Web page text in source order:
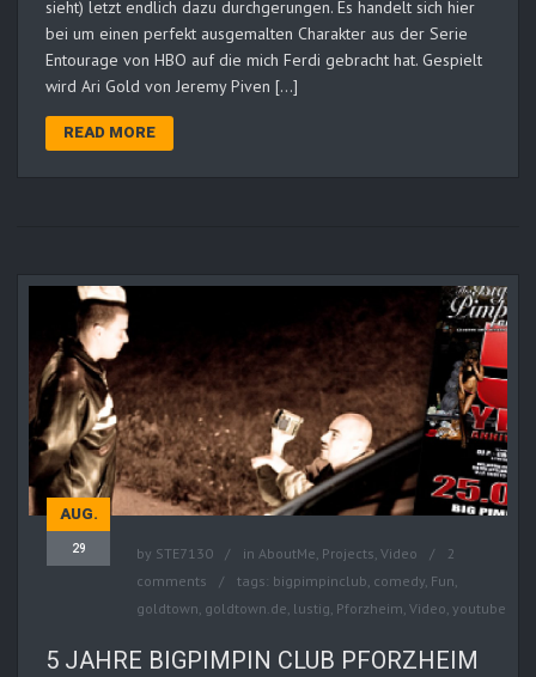
sieht) letzt endlich dazu durchgerungen. Es handelt sich hier
bei um einen perfekt ausgemalten Charakter aus der Serie
Entourage von HBO auf die mich Ferdi gebracht hat. Gespielt
wird Ari Gold von Jeremy Piven […]
READ MORE
AUG.
29 by STE7130 in AboutMe, Projects, Video
2
comments
tags: bigpimpinclub, comedy, Fun,
goldtown, goldtown.de, lustig, Pforzheim, Video, youtube
5 JAHRE BIGPIMPIN CLUB PFORZHEIM